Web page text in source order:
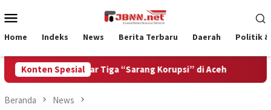
ke
Mobile
Home Indeks News Berita Terbaru Daerah Politik &
Konten Spesial
Bongkar Tiga “Sarang Korupsi” di Aceh
Beranda News